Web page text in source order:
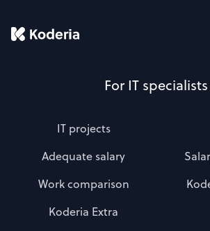
For IT specialists
IT projects
Adequate salary
Work comparison
Koderia Extra